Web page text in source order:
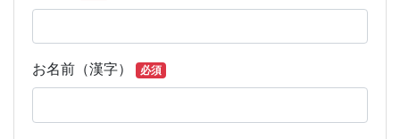
お名前（漢字） 必須